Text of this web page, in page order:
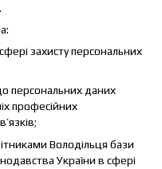
захисту персональних
персональних даних
професійних
Володільця бази
України в сфері